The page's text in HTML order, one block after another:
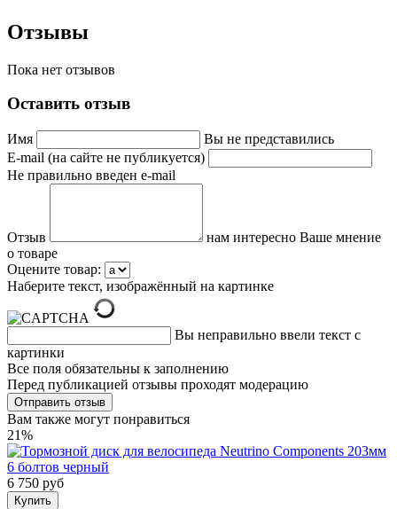
Отзывы
Пока нет отзывов
Оставить отзыв
Имя
Вы не представились
E-mail (на сайте не публикуется)
Не правильно введен e-mail
Отзыв
нам интересно Ваше мнение
о товаре
Оцените товар:
Наберите текст, изображённый на картинке
Вы неправильно ввели текст с
картинки
Все поля обязательны к заполнению
Перед публикацией отзывы проходят модерацию
Вам также могут понравиться
21%
6 750 руб
Купить